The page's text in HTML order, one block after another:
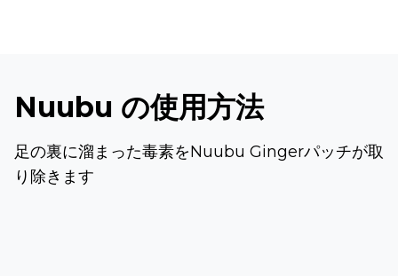
Nuubu の使用方法
足の裏に溜まった毒素をNuubu Gingerパッチが取
り除きます